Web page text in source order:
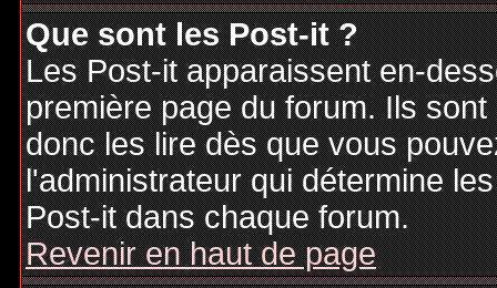
Que sont les Post-it ?
Les Post-it apparaissent en-
première page du forum. Ils
donc les lire dès que vous
l'administrateur qui détermine
Post-it dans chaque forum.
Revenir en haut de page